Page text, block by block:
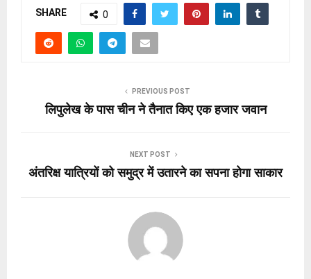
SHARE 0
PREVIOUS POST
लिपुलेख के पास चीन ने तैनात किए एक हजार जवान
NEXT POST
अंतरिक्ष यात्रियों को समुद्र में उतारने का सपना होगा साकार